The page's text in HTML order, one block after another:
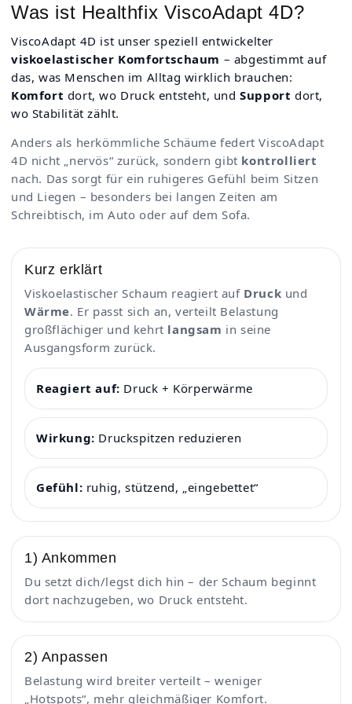
Was ist Healthfix ViscoAdapt 4D?
ViscoAdapt 4D ist unser speziell entwickelter
viskoelastischer Komfortschaum – abgestimmt auf
das, was Menschen im Alltag wirklich brauchen:
Komfort dort, wo Druck entsteht, undSupport dort,
wo Stabilität zählt.
Anders als herkömmliche Schäume federt ViscoAdapt
4D nicht „nervös“ zurück, sondern gibt kontrolliert
nach. Das sorgt für ein ruhigeres Gefühl beim Sitzen
und Liegen – besonders bei langen Zeiten am
Schreibtisch, im Auto oder auf dem Sofa.
Kurz erklärt
Viskoelastischer Schaum reagiert auf Druck und
Wärme. Er passt sich an, verteilt Belastung
großflächiger und kehrt langsam in seine
Ausgangsform zurück.
Reagiert auf: Druck + Körperwärme
Wirkung: Druckspitzen reduzieren
Gefühl: ruhig, stützend, „eingebettet“
1) Ankommen
Du setzt dich/legst dich hin – der Schaum beginnt
dort nachzugeben, wo Druck entsteht.
2) Anpassen
Belastung wird breiter verteilt – weniger
„Hotspots“, mehr gleichmäßiger Komfort.